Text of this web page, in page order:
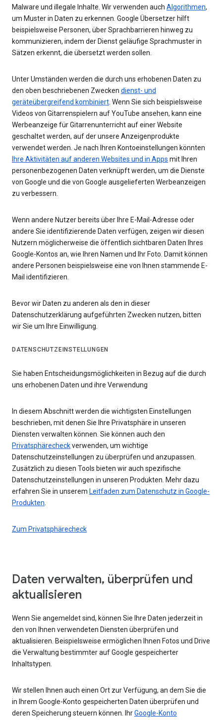
Malware und illegale Inhalte. Wir verwenden auch Algorithmen,
um Muster in Daten zu erkennen. Google Übersetzer hilft
beispielsweise Personen, über Sprachbarrieren hinweg zu
kommunizieren, indem der Dienst geläufige Sprachmuster in
Sätzen erkennt, die übersetzt werden sollen.
Unter Umständen werden die durch uns erhobenen Daten zu
den oben beschriebenen Zwecken dienst- und
geräteübergreifend kombiniert . Wenn Sie sich beispielsweise
Videos von Gitarrenspielern auf YouTube ansehen, kann eine
Werbeanzeige für Gitarrenunterricht auf einer Website
geschaltet werden, auf der unsere Anzeigenprodukte
verwendet werden. Je nach Ihren Kontoeinstellungen könnten
Ihre Aktivitäten auf anderen Websites und in Apps mit Ihren
personenbezogenen Daten verknüpft werden, um die Dienste
von Google und die von Google ausgelieferten Werbeanzeigen
zu verbessern.
Wenn andere Nutzer bereits über Ihre E-Mail-Adresse oder
andere Sie identifizierende Daten verfügen, zeigen wir diesen
Nutzern möglicherweise die öffentlich sichtbaren Daten Ihres
Google-Kontos an, wie Ihren Namen und Ihr Foto. Damit können
andere Personen beispielsweise eine von Ihnen stammende E-
Mail identifizieren.
Bevor wir Daten zu anderen als den in dieser
Datenschutzerklärung aufgeführten Zwecken nutzen, bitten
wir Sie um Ihre Einwilligung.
DATENSCHUTZEINSTELLUNGEN
Sie haben Entscheidungsmöglichkeiten in Bezug auf die durch
uns erhobenen Daten und ihre Verwendung
In diesem Abschnitt werden die wichtigsten Einstellungen
beschrieben, mit denen Sie Ihre Privatsphäre in unseren
Diensten verwalten können. Sie können auch den
Privatsphärecheckverwenden, um wichtige
Datenschutzeinstellungen zu überprüfen und anzupassen.
Zusätzlich zu diesen Tools bieten wir auch spezifische
Datenschutzeinstellungen in unseren Produkten. Mehr dazu
erfahren Sie in unserem Leitfaden zum Datenschutz in Google-
Produkten
Zum Privatsphärecheck
Daten verwalten, überprüfen und
aktualisieren
Wenn Sie angemeldet sind, können Sie Ihre Daten jederzeit in
den von Ihnen verwendeten Diensten überprüfen und
aktualisieren. Beispielsweise ermöglichen Ihnen Fotos und Drive
die Verwaltung bestimmter auf Google gespeicherter
Inhaltstypen.
Wir stellen Ihnen auch einen Ort zur Verfügung, an dem Sie die
in Ihrem Google-Konto gespeicherten Daten überprüfen und
deren Speicherung steuern können. IhrGoogle-Konto